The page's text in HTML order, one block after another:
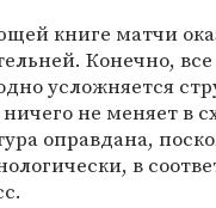
книге матчи
Конечно,
усложняется
не меняет в
оправдана,
в